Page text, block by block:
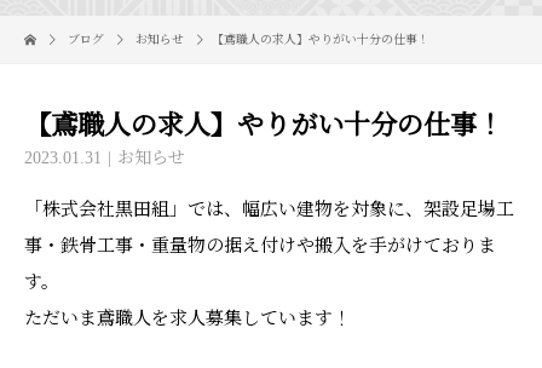
ブログ お知らせ 【鳶職人の求人】やりがい十分の仕事！
【鳶職人の求人】やりがい十分の仕事！
2023.01.31 お知らせ
「株式会社黒田組」では、幅広い建物を対象に、架設足場工
事・鉄骨工事・重量物の据え付けや搬入を手がけておりま
す。
ただいま鳶職人を求人募集しています！